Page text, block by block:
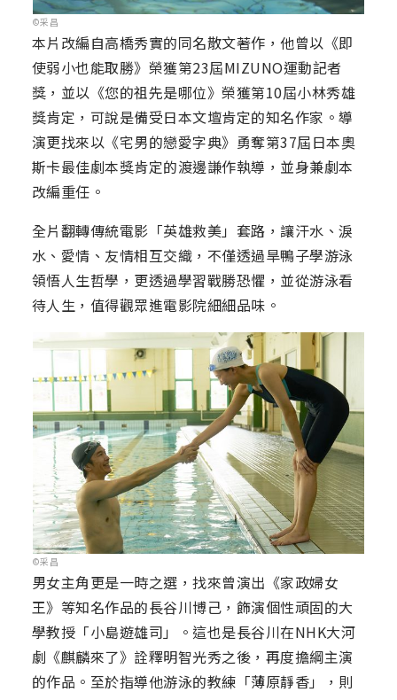
©采昌
本片改編自高橋秀實的同名散文著作，他曾以《即
使弱小也能取勝》榮獲第23屆MIZUNO運動記者
獎，並以《您的祖先是哪位》榮獲第10屆小林秀雄
獎肯定，可說是備受日本文壇肯定的知名作家。導
演更找來以《宅男的戀愛字典》勇奪第37屆日本奧
斯卡最佳劇本獎肯定的渡邊謙作執導，並身兼劇本
改編重任。
全片翻轉傳統電影「英雄救美」套路，讓汗水、淚
水、愛情、友情相互交織，不僅透過旱鴨子學游泳
領悟人生哲學，更透過學習戰勝恐懼，並從游泳看
待人生，值得觀眾進電影院細細品味。
©采昌
男女主角更是一時之選，找來曾演出《家政婦女
王》等知名作品的長谷川博己，飾演個性頑固的大
學教授「小島遊雄司」。這也是長谷川在NHK大河
劇《麒麟來了》詮釋明智光秀之後，再度擔綱主演
的作品。至於指導他游泳的教練「薄原靜香」，則